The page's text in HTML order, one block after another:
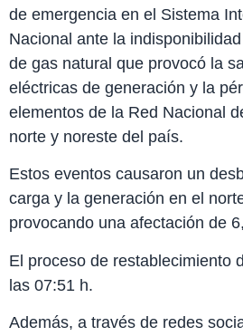
de emergencia en el Sistema
Nacional ante la
de gas natural que provocó la
eléctricas de generación y la
elementos de la Red Nacional
norte y noreste del país.
Estos eventos causaron un
carga y la generación en el
provocando una afectación de
El proceso de restablecimiento
las 07:51 h.
Además, a través de redes